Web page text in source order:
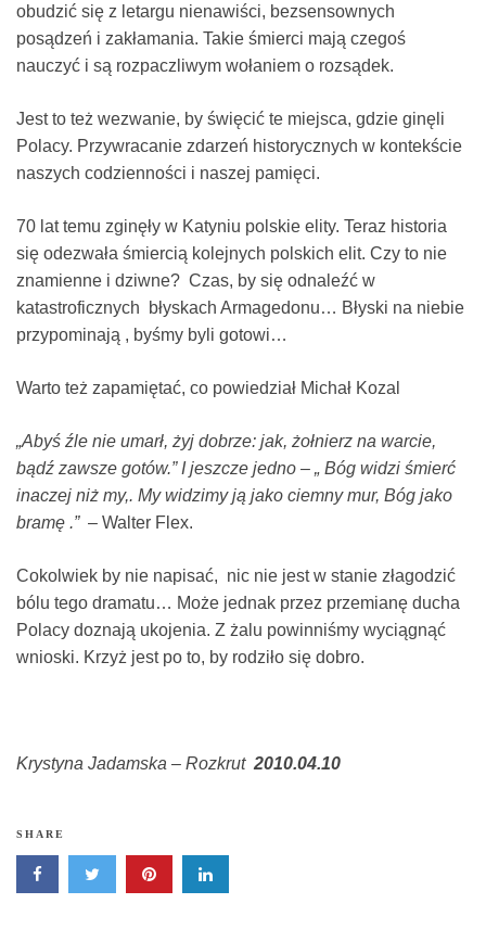
obudzić się z letargu nienawiści, bezsensownych
posądzeń i zakłamania. Takie śmierci mają czegoś
nauczyć i są rozpaczliwym wołaniem o rozsądek.
Jest to też wezwanie, by święcić te miejsca, gdzie ginęli
Polacy. Przywracanie zdarzeń historycznych w kontekście
naszych codzienności i naszej pamięci.
70 lat temu zginęły w Katyniu polskie elity. Teraz historia
się odezwała śmiercią kolejnych polskich elit. Czy to nie
znamienne i dziwne? Czas, by się odnaleźć w
katastroficznych błyskach Armagedonu… Błyski na niebie
przypominają , byśmy byli gotowi…
Warto też zapamiętać, co powiedział Michał Kozal
„Abyś źle nie umarł, żyj dobrze: jak, żołnierz na warcie,
bądź zawsze gotów.” I jeszcze jedno – „ Bóg widzi śmierć
inaczej niż my,. My widzimy ją jako ciemny mur, Bóg jako
bramę .”– Walter Flex.
Cokolwiek by nie napisać, nic nie jest w stanie złagodzić
bólu tego dramatu… Może jednak przez przemianę ducha
Polacy doznają ukojenia. Z żalu powinniśmy wyciągnąć
wnioski. Krzyż jest po to, by rodziło się dobro.
Krystyna Jadamska – Rozkrut 2010.04.10
SHARE